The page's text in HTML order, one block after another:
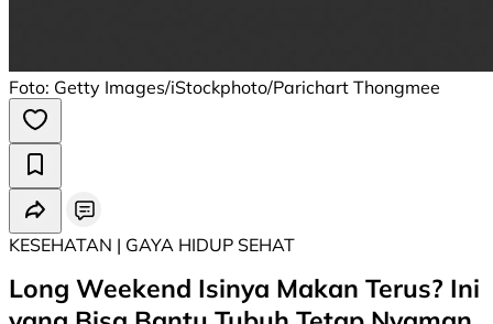
Foto: Getty Images/iStockphoto/Parichart Thongmee
KESEHATAN | GAYA HIDUP SEHAT
Long Weekend Isinya Makan Terus? Ini